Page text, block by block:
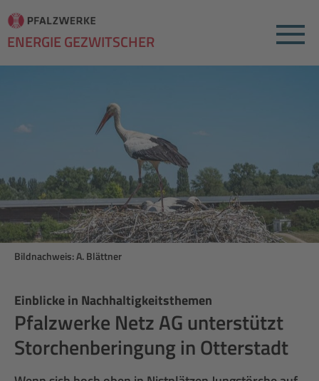
ENERGIE GEZWITSCHER Menu
Einblicke in Nachhaltigkeitsthemen
Pfalzwerke Netz AG unterstützt
Storchenberingung in Otterstadt
Bildnachweis: A. Blättner